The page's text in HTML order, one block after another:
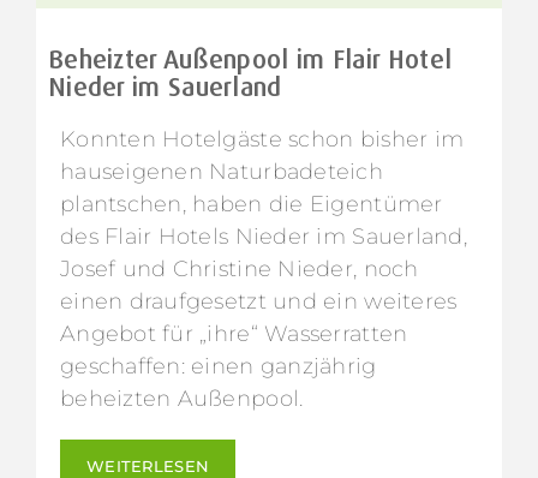
Beheizter Außenpool im Flair Hotel
Nieder im Sauerland
Konnten Hotelgäste schon bisher im
hauseigenen Naturbadeteich
plantschen, haben die Eigentümer
des Flair Hotels Nieder im Sauerland,
Josef und Christine Nieder, noch
einen draufgesetzt und ein weiteres
Angebot für „ihre“ Wasserratten
geschaffen: einen ganzjährig
beheizten Außenpool.
WEITERLESEN